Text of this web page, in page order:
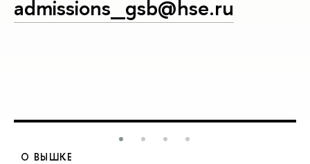
admissions_gsb@hse.ru
О ВЫШКЕ